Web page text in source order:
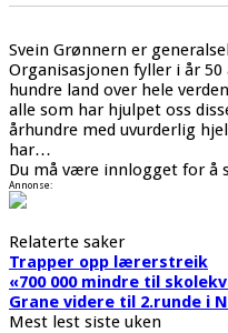
Svein Grønnern er
Organisasjonen fyller i år
hundre land over hele
alle som har hjulpet oss
århundre med uvurderlig
har…
Du må være innlogget for å
Annonse:
Relaterte saker
Trapper opp lærerstreik
«700 000 mindre til
Grane videre til 2.runde i
Mest lest siste uken